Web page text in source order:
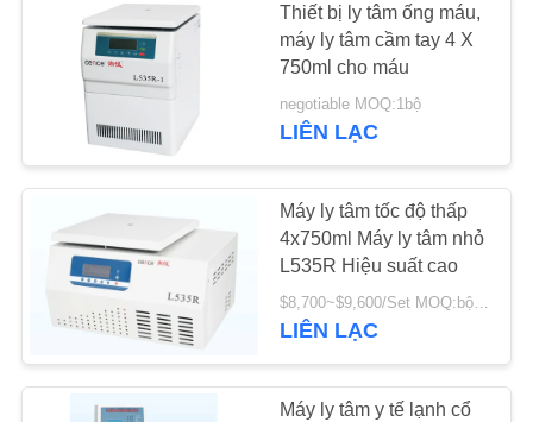
CHUYẾN
THAM
QUAN
NHÀ
KIỂM
SOÁT
CHẤT
LƯỢNG
Máy ly tâm y tế
Máy ly tâm PRP
PRF
35
Thiết bị ly tâm ống máu,
máy ly tâm cầm tay 4 X
750ml cho máu
negotiable MOQ:1bộ
LIÊN LẠC
Máy ly tâm tốc độ thấp
4x750ml Máy ly tâm nhỏ
L535R Hiệu suất cao
$8,700~$9,600/Set MOQ:bộ/bộ 1
LIÊN LẠC
Máy ly tâm y tế lạnh cổ